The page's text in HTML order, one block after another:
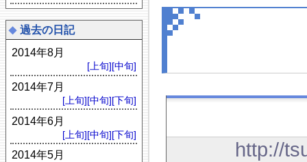
http://
過去の日記
2014年8月
[上旬][中旬]
2014年7月
[上旬][中旬][下旬]
2014年6月
[上旬][中旬][下旬]
2014年5月